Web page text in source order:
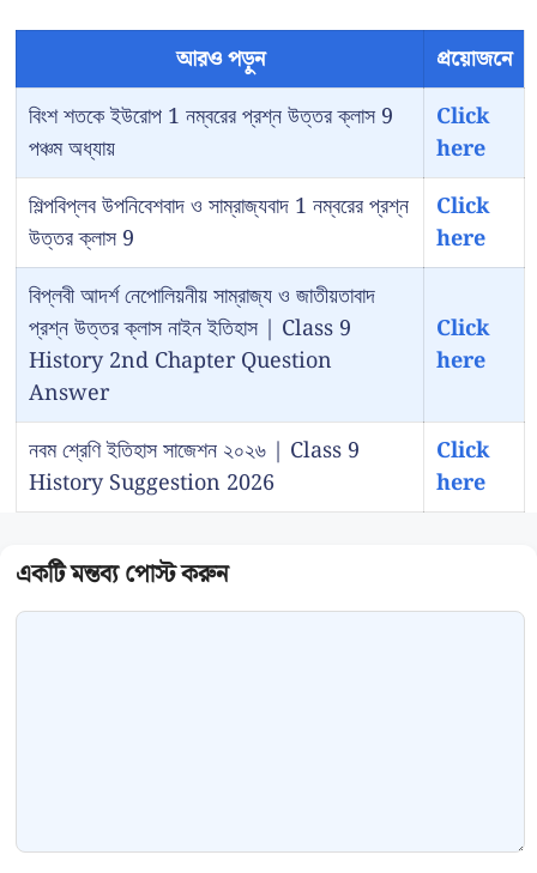
আরও পড়ুন
প্রয়োজনে
বিংশ শতকে ইউরোপ 1 নম্বরের প্রশ্ন উত্তর ক্লাস 9
পঞ্চম অধ্যায়
Click
here
শিল্পবিপ্লব উপনিবেশবাদ ও সাম্রাজ্যবাদ 1 নম্বরের প্রশ্ন
উত্তর ক্লাস 9
Click
here
বিপ্লবী আদর্শ নেপোলিয়নীয় সাম্রাজ্য ও জাতীয়তাবাদ
প্রশ্ন উত্তর ক্লাস নাইন ইতিহাস | Class 9
History 2nd Chapter Question
Answer
Click
here
নবম শ্রেণি ইতিহাস সাজেশন ২০২৬ | Class 9
History Suggestion 2026
Click
here
Comment